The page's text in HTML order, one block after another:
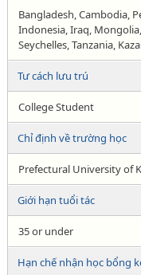
Bangladesh, Cambodia,
Indonesia, Iraq,
Seychelles, Tanzania,
Tư cách lưu trú
College Student
Chỉ định về trường học
Prefectural University of
Giới hạn tuổi tác
35 or under
Hạn chế nhận học bổng